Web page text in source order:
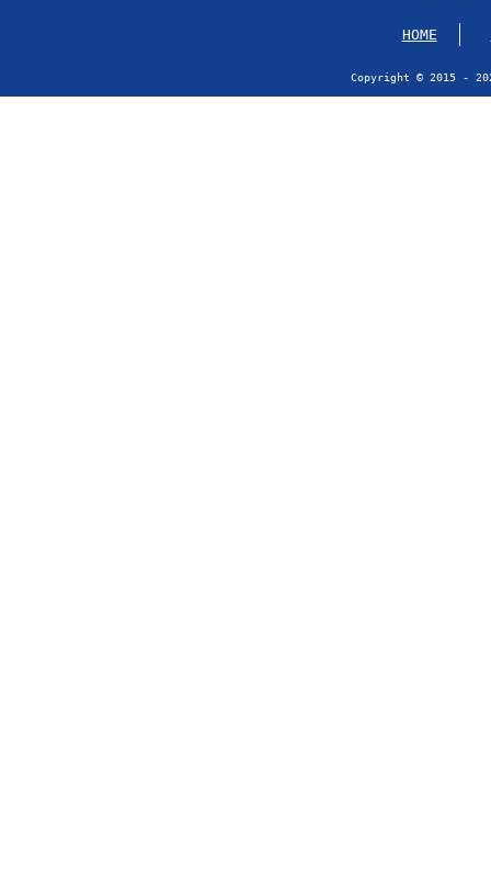
HOME
Copyright © 2015 -